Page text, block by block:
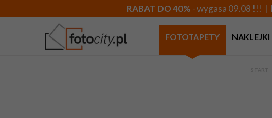
RABAT DO 40% - wygasa 09.08 !!! |
FOTOTAPETY NAKLEJKI